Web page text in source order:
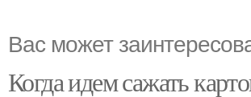
Вас может
Когда идем сажать